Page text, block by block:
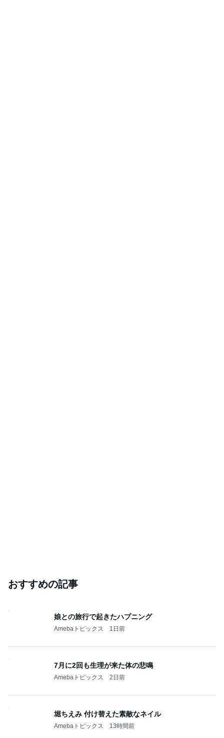
おすすめの記事
娘との旅行で起きたハプニング
Amebaトピックス 1日前
7月に2回も生理が来た体の悲鳴
Amebaトピックス 2日前
堀ちえみ 付け替えた素敵なネイル
Amebaトピックス 13時間前